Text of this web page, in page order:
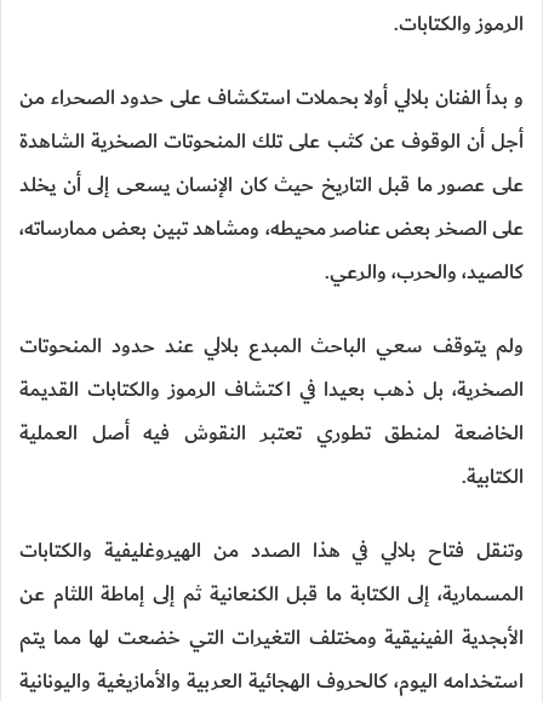
الرموز والكتابات.
و بدأ الفنان بلالي أولا بحملات استكشاف على حدود الصحراء من
أجل أن الوقوف عن كثب على تلك المنحوتات الصخرية الشاهدة
على عصور ما قبل التاريخ حيث كان الإنسان يسعى إلى أن يخلد
على الصخر بعض عناصر محيطه، ومشاهد تبين بعض ممارساته،
كالصيد، والحرب، والرعي.
ولم يتوقف سعي الباحث المبدع بلالي عند حدود المنحوتات
الصخرية، بل ذهب بعيدا في اكتشاف الرموز والكتابات القديمة
الخاضعة لمنطق تطوري تعتبر النقوش فيه أصل العملية
الكتابية.
وتنقل فتاح بلالي في هذا الصدد من الهيروغليفية والكتابات
المسمارية، إلى الكتابة ما قبل الكنعانية ثم إلى إماطة اللثام عن
الأبجدية الفينيقية ومختلف التغيرات التي خضعت لها مما يتم
استخدامه اليوم، كالحروف الهجائية العربية والأمازيغية واليونانية